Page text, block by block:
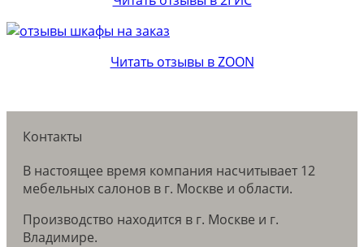
Читать отзывы в ZOON
Контакты
В настоящее время компания насчитывает 12
мебельных салонов в г. Москве и области.
Производство находится в г. Москве и г.
Владимире.